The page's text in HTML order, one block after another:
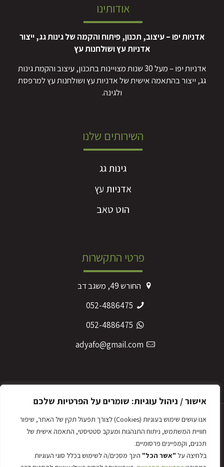
אישור / ניהול עוגיות: שומרים על הפרטיות שלכם
אנו עושים שימוש בעוגיות (Cookies) לצורך תפעול תקין של האתר, שיפור
חוויית המשתמש, ניתוח התנהגות ומעקב סטטיסטי, התאמה אישית של
תכנים, וקמפיינים פרסומיים.
בלחיצה על "אשר הכל" הינך מסכים/ה לשימוש בכלל סוגי העוגיות
אודותינו
אדניות יפו – עיצוב, תכנון, פיתוח והקמה של גינות גג, ייצור
אדניות עץ ושולחנות עץ
אדניות יפו – מעל 30 שנות מצויינות בתכנון, עיצוב והקמת גינות
גג, ייצור בהתאמה אישית של אדניות עץ ושולחנות עץ למרפסת
ולגינה.
השירותים שלנו
גינות גג
אדניות עץ
הוט טאב
פרטי התקשרות
החורש 49, משגב דב
052-4886475
052-4886475
adyafo@gmail.com
אדניות יפו © 2023